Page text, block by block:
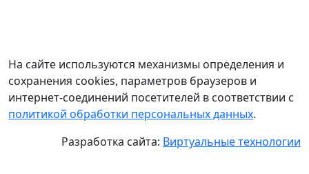
На сайте используются механизмы определения и
сохранения cookies, параметров браузеров и
интернет-соединений посетителей в соответствии с
политикой обработки персональных данных.
Разработка сайта: Виртуальные технологии